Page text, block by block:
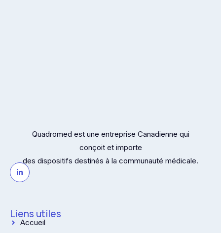
Quadromed est une entreprise Canadienne qui
conçoit et importe
des dispositifs destinés à la communauté médicale.
Liens utiles
Accueil